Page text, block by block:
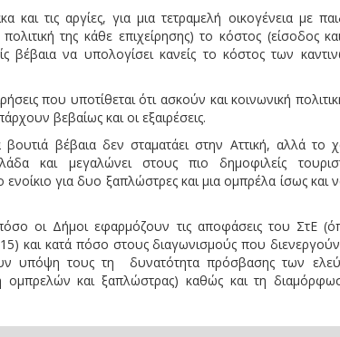
και τις αργίες, για μια τετραμελή οικογένεια με
της κάθε επιχείρησης) το κόστος (είσοδος
βέβαια να υπολογίσει κανείς το κόστος των
που υποτίθεται ότι ασκούν και κοινωνική
βεβαίως και οι εξαιρέσεις.
βέβαια δεν σταματάει στην Αττική, αλλά το
και μεγαλώνει στους πιο δημοφιλείς
για δυο ξαπλώστρες και μια ομπρέλα ίσως και
οι Δήμοι εφαρμόζουν τις αποφάσεις του ΣτΕ
και κατά πόσο στους διαγωνισμούς που
υπόψη τους τη δυνατότητα πρόσβασης των
και ξαπλώστρας) καθώς και τη